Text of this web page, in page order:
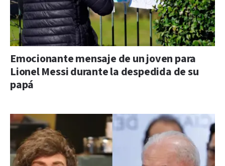
Emocionante mensaje de un joven para
Lionel Messi durante la despedida de su
papá